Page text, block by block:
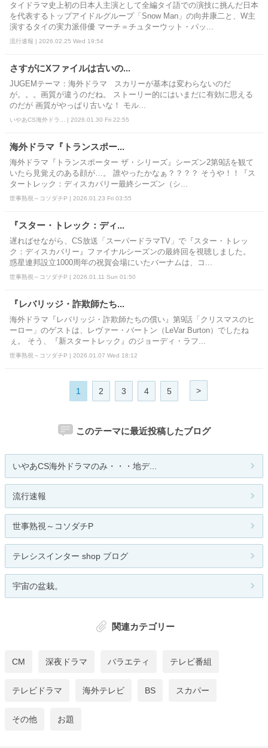
タイドラマ史上初の日本人主演として全編タイ語での演技に挑んだ日本
を代表するトップアイドルグループ「Snow Man」の向井康二と、W主
演するタイの実力派俳優 マーチ＝チュターウット・パッ...
流行速報 | 2026.02.25 Wed 19:54
さすがにXファイルは古いの...
JUGEMテーマ：海外ドラマ スカリーが基本は変わらないのだ
が。。。画質が違うのだね。 ストーリー的にはいまだに有効に思える
のだが 画質がやっぱり古いな！ モル...
いやあCS海外ドラ... | 2026.01.30 Fri 22:55
海外ドラマ『トランスポー...
海外ドラマ『トランスポーター ザ・シリーズ』シーズン2第9話を観て
いたら見覚えのある顔が…。 誰やったかなぁ？？？？ そうや！！『ス
タートレック：ディスカバリー最終シーズン（シ...
世事熟視～コソダチP | 2026.01.23 Fri 03:55
『スター・トレック：ディ...
遅ればせながら、CS放送「スーパードラマTV」で『スター・トレッ
ク：ディスカバリー』ファイナルシーズンの最終回を視聴しました。
惑星連邦設立1000周年の祝賀会場にいたバーナムは、コ...
世事熟視～コソダチP | 2026.01.11 Sun 01:50
『レバリッジ・詐欺師たち...
海外ドラマ『レバリッジ・詐欺師たちの償い』第9話「クリスマスのヒ
ーロー」のゲストは、レヴァー・バートン（LeVar Burton）でしたね
ぇ。 そう、『新スタートレック』のジョーディ・ラフ...
世事熟視～コソダチP | 2026.01.07 Wed 18:12
1 2 3 4 5 >
このテーマに最近投稿したブログ
いやあCS海外ドラマのみ・・・地デ...
流行速報
世事熟視～コソダチP
テレシスインター shop ブログ
宇宙の盆栽。
関連カテゴリー
CM 深夜ドラマ バラエティ テレビ番組
テレビドラマ 海外テレビ BS スカパー
その他 お題